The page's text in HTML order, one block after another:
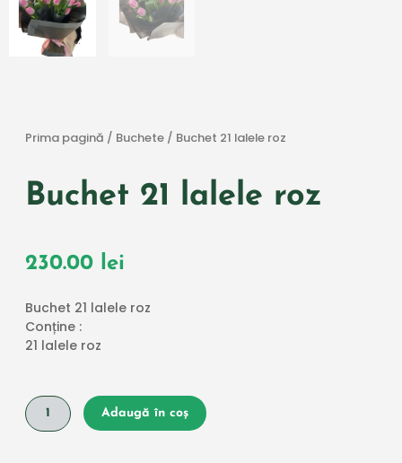
Prima pagină / Buchete / Buchet 21 lalele roz
Buchet 21 lalele roz
230.00 lei
Buchet 21 lalele roz
Conține :
21 lalele roz
Cantitate
Buchet
Adaugă în coș